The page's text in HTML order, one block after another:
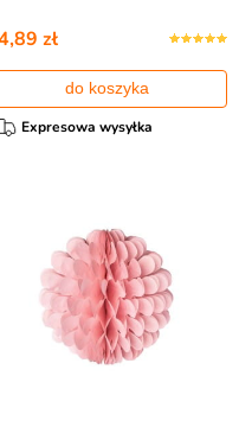
zł
do koszyka
Expresowa wysyłka